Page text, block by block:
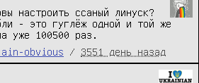
настроить ссаный линуск?
- это гуглёж одной и той же
уже 100500 раз.
obvious / 3551 день назад